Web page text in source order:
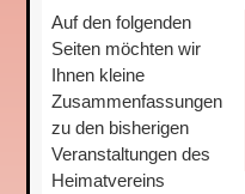
Auf den folgenden
Seiten möchten wir
Ihnen kleine
Zusammenfassungen
zu den bisherigen
Veranstaltungen des
Heimatvereins